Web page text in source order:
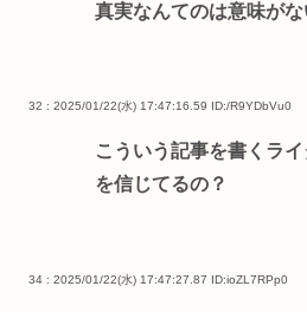
真実なんてのは意味がな
32 : 2025/01/22(水) 17:47:16.59 ID:/R9YDbVu0
こういう記事を書くラ
を信じてるの？
34 : 2025/01/22(水) 17:47:27.87 ID:ioZL7RPp0